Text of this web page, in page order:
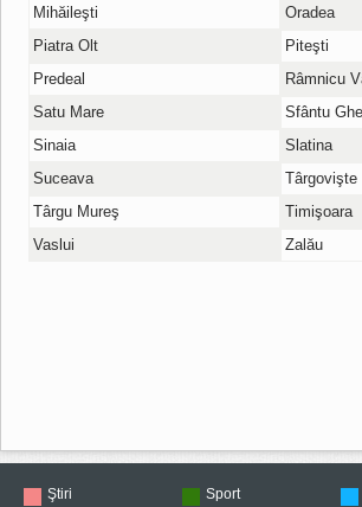
Mihăileşti
Oradea
Piatra Olt
Piteşti
Predeal
Râmnicu
Satu Mare
Sfântu
Sinaia
Slatina
Suceava
Târgovişte
Târgu Mureş
Timişoara
Vaslui
Zalău
Ştiri Sport